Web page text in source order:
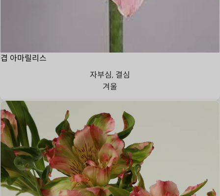
겹 아마릴리스
자부심, 결심
겨울